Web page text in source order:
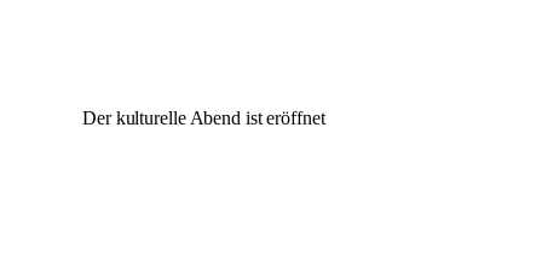
Der kulturelle Abend ist eröffnet